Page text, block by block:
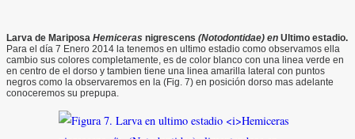
Larva de Mariposa Hemiceras nigrescens (Notodontidae) en Ultimo estadio.
Para el día 7 Enero 2014 la tenemos en ultimo estadio como observamos ella
cambio sus colores completamente, es de color blanco con una linea verde en
en centro de el dorso y tambien tiene una linea amarilla lateral con puntos
negros como la observaremos en la (Fig. 7) en posición dorso mas adelante
conoceremos su prepupa.